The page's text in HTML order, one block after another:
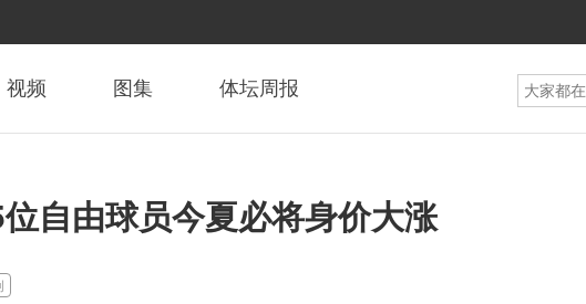
视频 图集 体坛周报
自由球员今夏必将身价大涨